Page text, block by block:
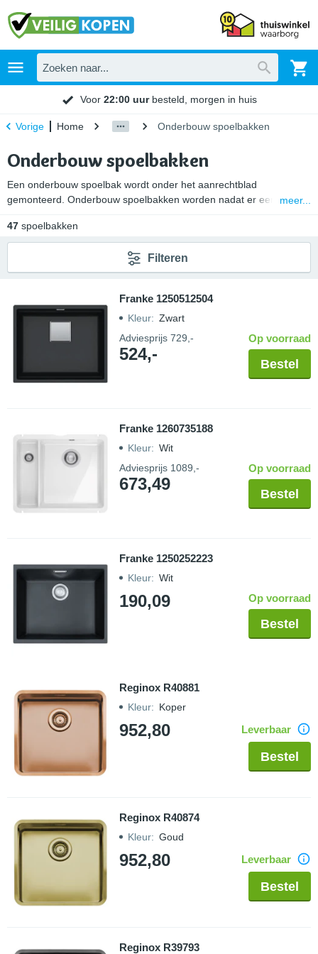
Voor 22:00 uurbesteld, morgen in huis
Vorige Home Onderbouw spoelbakken
Onderbouw spoelbakken
Een onderbouw spoelbak wordt onder het aanrechtblad
gemonteerd. Onderbouw spoelbakken worden nadat er een
vastgelijmd. Hierdoor wordt de werkruimte op het aanrecht vergroot
en is het werkblad makkelijk schoon te maken. Bekijk onze
keukenspoelbakken en kies jouw favoriete onderbouw wasbak.
meer...
47 spoelbakken
Filteren
Franke 1250512504
Kleur: Zwart
Adviesprijs 729,-
524,-
Op voorraad
Bestel
Franke 1260735188
Kleur: Wit
Adviesprijs 1089,-
673,49
Op voorraad
Bestel
Franke 1250252223
Kleur: Wit
190,09 Op voorraad
Bestel
Reginox R40881
Kleur: Koper
952,80 Leverbaar
Bestel
Reginox R40874
Kleur: Goud
952,80 Leverbaar
Bestel
Reginox R39793